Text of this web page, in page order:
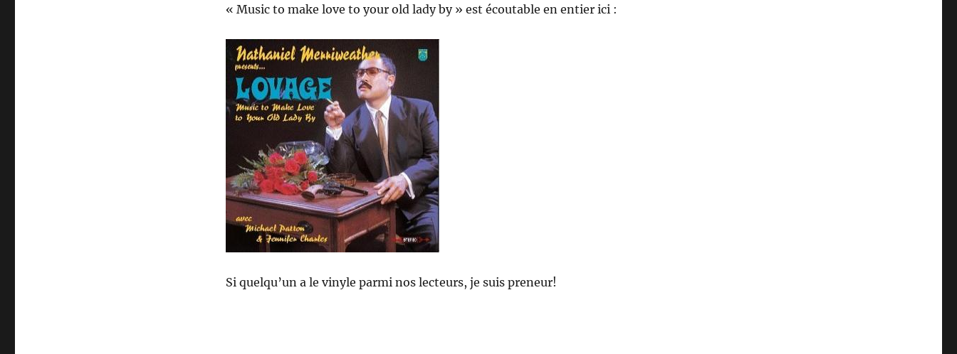
« Music to make love to your old lady by » est écoutable en entier ici :
Si quelqu’un a le vinyle parmi nos lecteurs, je suis preneur!